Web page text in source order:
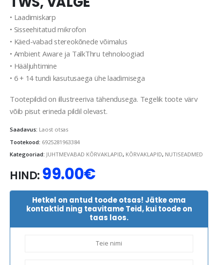
• Laadimiskarp
• Sisseehitatud mikrofon
• Käed-vabad stereokõnede võimalus
• Ambient Aware ja TalkThru tehnoloogiad
• Hääljuhtimine
• 6 + 14 tundi kasutusaega ühe laadimisega
Tootepildid on illustreeriva tähendusega. Tegelik toote värv
võib pisut erineda pildil olevast.
Saadavus: Laost otsas
Tootekood: 6925281963384
Kategooriad: JUHTMEVABAD KÕRVAKLAPID, KÕRVAKLAPID, NUTISEADMED
HIND: 99.00€
Hetkel on antud toode otsas! Jätke oma
kontaktid ning teavitame Teid, kui toode on
taas laos.